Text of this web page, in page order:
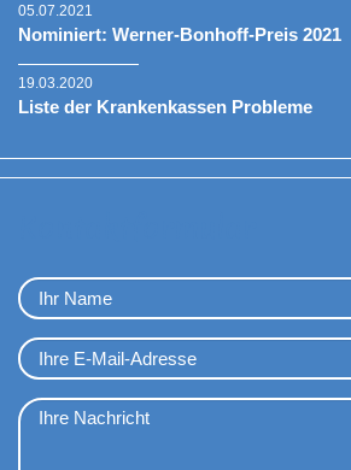
05.07.2021
Nominiert: Werner-Bonhoff-Preis 2021
19.03.2020
Liste der Krankenkassen Probleme